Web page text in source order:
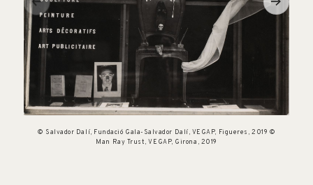
© Salvador Dalí, Fundació Gala-Salvador Dalí, VEGAP, Figueres, 2019 ©
Man Ray Trust, VEGAP, Girona, 2019